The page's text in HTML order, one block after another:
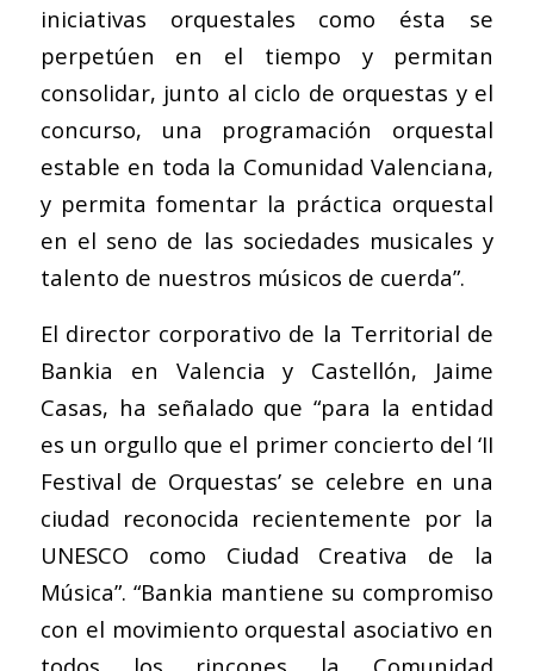
iniciativas orquestales como ésta se
perpetúen en el tiempo y permitan
consolidar, junto al ciclo de orquestas y el
concurso, una programación orquestal
estable en toda la Comunidad Valenciana,
y permita fomentar la práctica orquestal
en el seno de las sociedades musicales y
talento de nuestros músicos de cuerda”.
El director corporativo de la Territorial de
Bankia en Valencia y Castellón, Jaime
Casas, ha señalado que “para la entidad
es un orgullo que el primer concierto del ‘II
Festival de Orquestas’ se celebre en una
ciudad reconocida recientemente por la
UNESCO como Ciudad Creativa de la
Música”. “Bankia mantiene su compromiso
con el movimiento orquestal asociativo en